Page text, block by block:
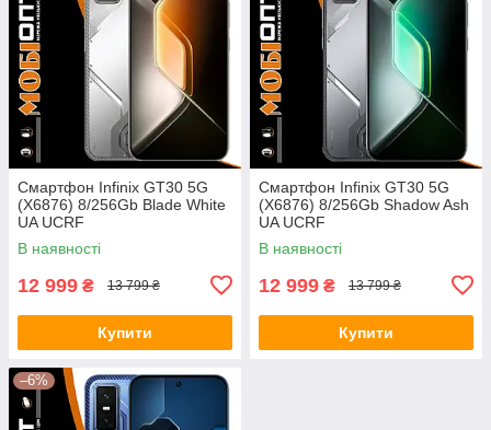
Смартфон Infinix GT30 5G
(X6876) 8/256Gb Blade White
UA UCRF
В наявності
12 999 ₴ 13 799 ₴
Купити
Смартфон Infinix GT30 5G
(X6876) 8/256Gb Shadow Ash
UA UCRF
В наявності
12 999 ₴ 13 799 ₴
Купити
–6%